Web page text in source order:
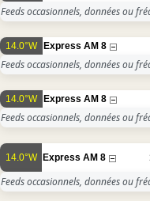
Feeds occasionnels, données ou
14.0°W Express AM 8
Feeds occasionnels, données ou
14.0°W Express AM 8
Feeds occasionnels, données ou
14.0°W Express AM 8
Feeds occasionnels, données ou